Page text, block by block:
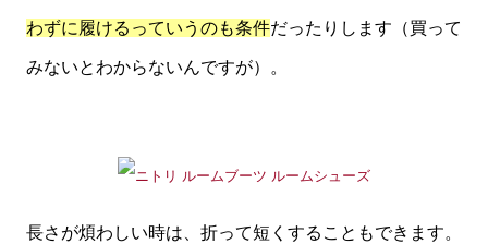
わずに履けるっていうのも条件だったりします（買って
みないとわからないんですが）。
長さが煩わしい時は、折って短くすることもできます。